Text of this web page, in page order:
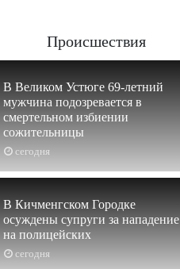
Происшествия
сегодня
В Великом Устюге 69-летний
мужчина подозревается в
смертельном избиении
сожительницы
сегодня
В Кичменгском Городке
осуждены супруги за нападение
на полицейских